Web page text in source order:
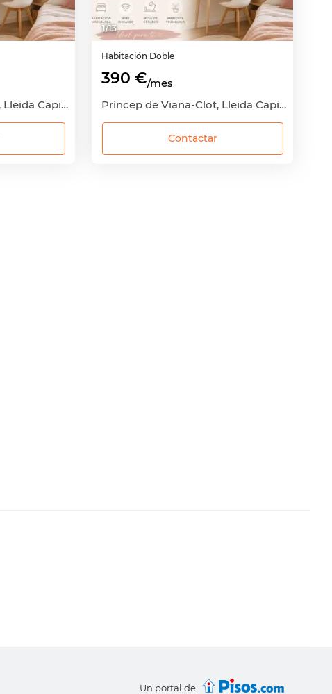
Príncep de Viana-Clot, Lleida Capital, Lleida
1/13
Habitación Doble
390 €/mes
Príncep de Viana-Clot, Lleida Capital, Lleida
Contactar
Un portal de